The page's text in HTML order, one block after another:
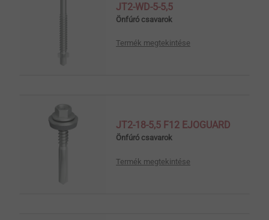
JT2-WD-5-5,5
Önfúró csavarok
Termék megtekintése
JT2-18-5,5 F12 EJOGUARD
Önfúró csavarok
Termék megtekintése